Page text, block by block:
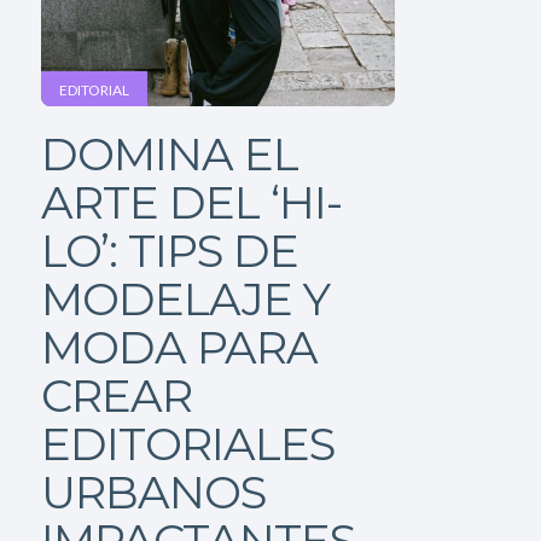
EDITORIAL
DOMINA EL
ARTE DEL ‘HI-
LO’: TIPS DE
MODELAJE Y
MODA PARA
CREAR
EDITORIALES
URBANOS